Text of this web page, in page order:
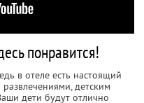
понравится!
в отеле есть настоящий
детским
дети будут отлично